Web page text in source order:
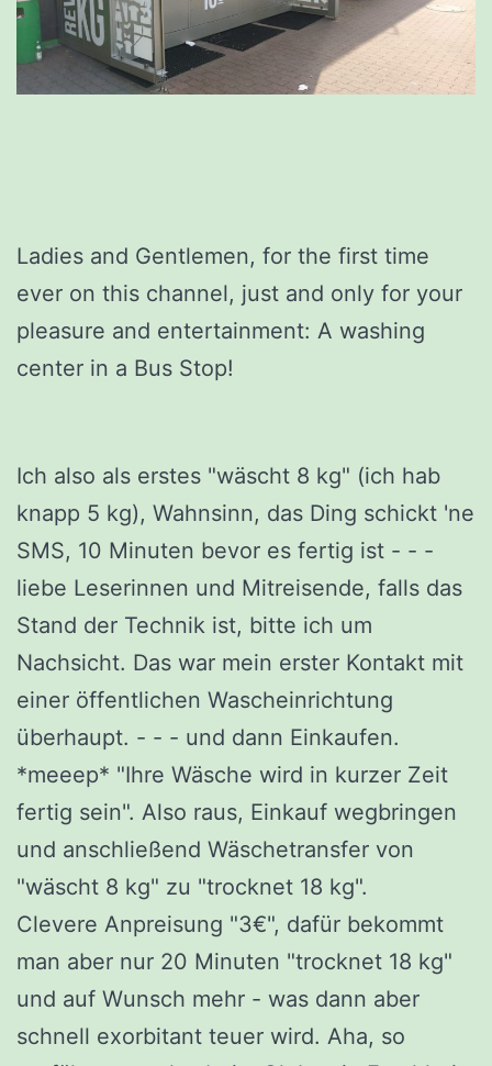
Ladies and Gentlemen, for the first time
ever on this channel, just and only for your
pleasure and entertainment: A washing
center in a Bus Stop!
Ich also als erstes "wäscht 8 kg" (ich hab
knapp 5 kg), Wahnsinn, das Ding schickt 'ne
SMS, 10 Minuten bevor es fertig ist - - -
liebe Leserinnen und Mitreisende, falls das
Stand der Technik ist, bitte ich um
Nachsicht. Das war mein erster Kontakt mit
einer öffentlichen Wascheinrichtung
überhaupt. - - - und dann Einkaufen.
*meeep* "Ihre Wäsche wird in kurzer Zeit
fertig sein". Also raus, Einkauf wegbringen
und anschließend Wäschetransfer von
"wäscht 8 kg" zu "trocknet 18 kg".
Clevere Anpreisung "3€", dafür bekommt
man aber nur 20 Minuten "trocknet 18 kg"
und auf Wunsch mehr - was dann aber
schnell exorbitant teuer wird. Aha, so